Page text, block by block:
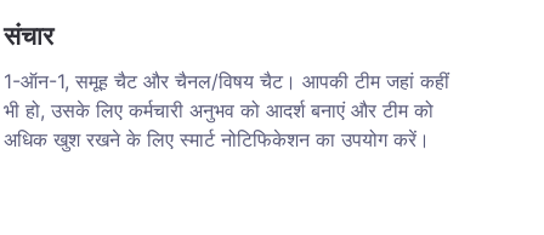
संचार
1-ऑन-1, समूह चैट और चैनल/विषय चैट। आपकी टीम जहां कहीं
भी हो, उसके लिए कर्मचारी अनुभव को आदर्श बनाएं और टीम को
अधिक खुश रखने के लिए स्मार्ट नोटिफिकेशन का उपयोग करें।